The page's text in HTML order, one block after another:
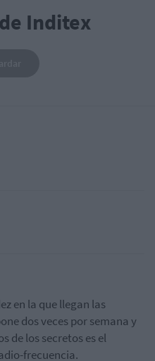
Inditex
en la que llegan las
dos veces por semana y
de los secretos es el
frecuencia.